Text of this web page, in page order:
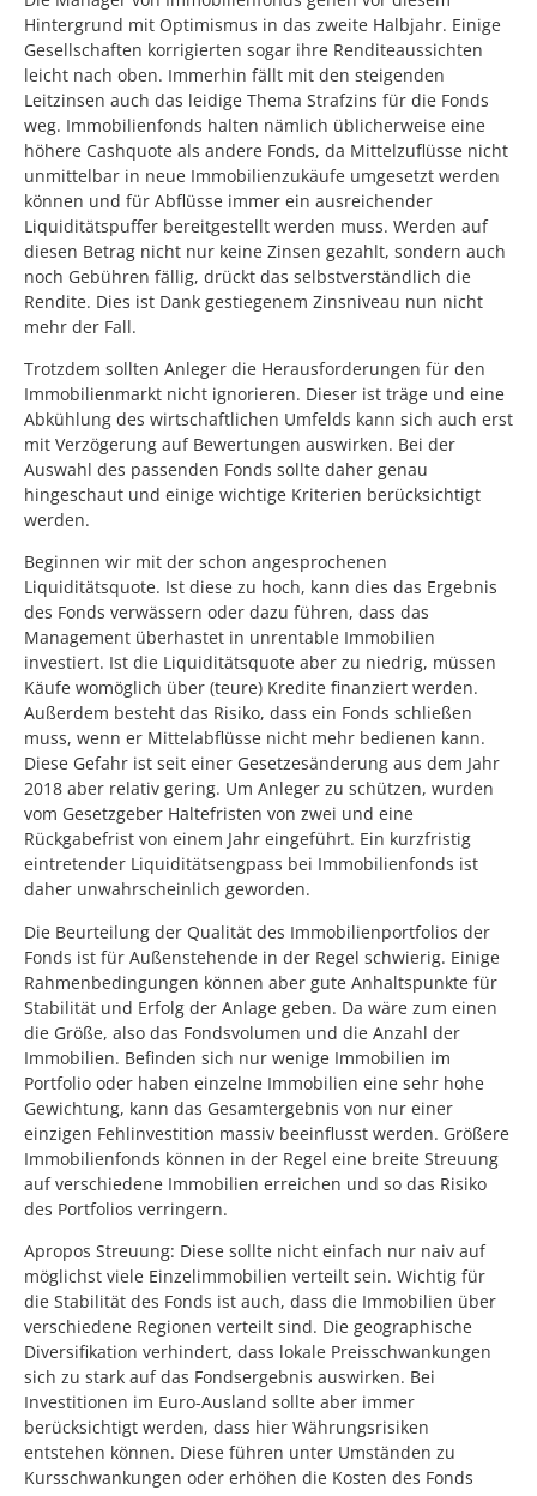
Hintergrund mit Optimismus in das zweite Halbjahr. Einige
Gesellschaften korrigierten sogar ihre Renditeaussichten
leicht nach oben. Immerhin fällt mit den steigenden
Leitzinsen auch das leidige Thema Strafzins für die Fonds
weg. Immobilienfonds halten nämlich üblicherweise eine
höhere Cashquote als andere Fonds, da Mittelzuflüsse nicht
unmittelbar in neue Immobilienzukäufe umgesetzt werden
können und für Abflüsse immer ein ausreichender
Liquiditätspuffer bereitgestellt werden muss. Werden auf
diesen Betrag nicht nur keine Zinsen gezahlt, sondern auch
noch Gebühren fällig, drückt das selbstverständlich die
Rendite. Dies ist Dank gestiegenem Zinsniveau nun nicht
mehr der Fall.
Trotzdem sollten Anleger die Herausforderungen für den
Immobilienmarkt nicht ignorieren. Dieser ist träge und eine
Abkühlung des wirtschaftlichen Umfelds kann sich auch erst
mit Verzögerung auf Bewertungen auswirken. Bei der
Auswahl des passenden Fonds sollte daher genau
hingeschaut und einige wichtige Kriterien berücksichtigt
werden.
Beginnen wir mit der schon angesprochenen
Liquiditätsquote. Ist diese zu hoch, kann dies das Ergebnis
des Fonds verwässern oder dazu führen, dass das
Management überhastet in unrentable Immobilien
investiert. Ist die Liquiditätsquote aber zu niedrig, müssen
Käufe womöglich über (teure) Kredite finanziert werden.
Außerdem besteht das Risiko, dass ein Fonds schließen
muss, wenn er Mittelabflüsse nicht mehr bedienen kann.
Diese Gefahr ist seit einer Gesetzesänderung aus dem Jahr
2018 aber relativ gering. Um Anleger zu schützen, wurden
vom Gesetzgeber Haltefristen von zwei und eine
Rückgabefrist von einem Jahr eingeführt. Ein kurzfristig
eintretender Liquiditätsengpass bei Immobilienfonds ist
daher unwahrscheinlich geworden.
Die Beurteilung der Qualität des Immobilienportfolios der
Fonds ist für Außenstehende in der Regel schwierig. Einige
Rahmenbedingungen können aber gute Anhaltspunkte für
Stabilität und Erfolg der Anlage geben. Da wäre zum einen
die Größe, also das Fondsvolumen und die Anzahl der
Immobilien. Befinden sich nur wenige Immobilien im
Portfolio oder haben einzelne Immobilien eine sehr hohe
Gewichtung, kann das Gesamtergebnis von nur einer
einzigen Fehlinvestition massiv beeinflusst werden. Größere
Immobilienfonds können in der Regel eine breite Streuung
auf verschiedene Immobilien erreichen und so das Risiko
des Portfolios verringern.
Apropos Streuung: Diese sollte nicht einfach nur naiv auf
möglichst viele Einzelimmobilien verteilt sein. Wichtig für
die Stabilität des Fonds ist auch, dass die Immobilien über
verschiedene Regionen verteilt sind. Die geographische
Diversifikation verhindert, dass lokale Preisschwankungen
sich zu stark auf das Fondsergebnis auswirken. Bei
Investitionen im Euro-Ausland sollte aber immer
berücksichtigt werden, dass hier Währungsrisiken
entstehen können. Diese führen unter Umständen zu
Kursschwankungen oder erhöhen die Kosten des Fonds